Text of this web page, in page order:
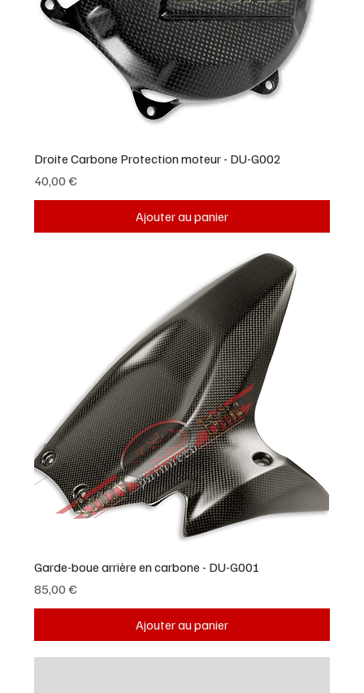
Droite Carbone Protection moteur - DU-G002
Prix
40,00 €
Ajouter au panier
Garde-boue arrière en carbone - DU-G001
Prix
85,00 €
Ajouter au panier